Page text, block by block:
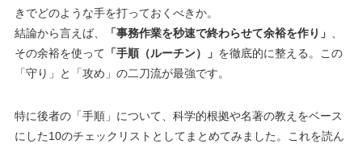
きでどのような手を打っておくべきか。
結論から言えば、
「事務作業を秒速で終わらせて余裕を作り」
その余裕を使って 「手順（ルーチン）」 を徹底的に整える。この
「守り」と「攻め」の二刀流が最強です。
特に後者の「手順」について、科学的根拠や名著の教えをベース
にした10のチェックリストとしてまとめてみました。これを読ん